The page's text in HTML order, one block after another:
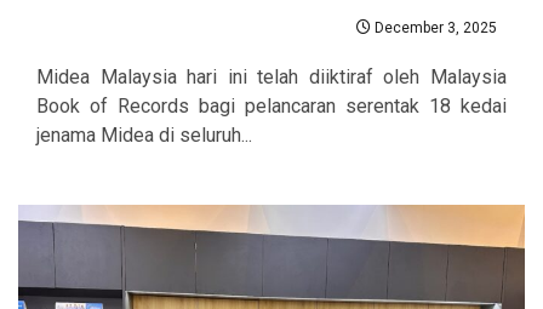
December 3, 2025
Midea Malaysia hari ini telah diiktiraf oleh Malaysia
Book of Records bagi pelancaran serentak 18 kedai
jenama Midea di seluruh...